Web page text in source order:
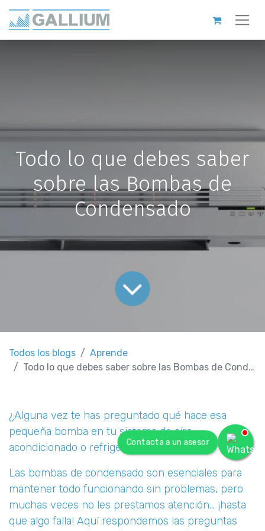
Todo lo que debes saber
sobre las Bombas de
Condensado
Todos los blogs
Aprende
Todo lo que debes saber sobre las Bombas de Condensado
¿Alguna vez te has preguntado qué hace esa
pequeña bomba en tu sistema de aire
acondicionado o refrigeración?
Las bombas de condensado son esenciales para
mantener todo funcionando sin problemas, pero
muchas veces no les prestamos atención... ¡hasta
que algo falla! Aquí respondemos las preguntas
Contacta a un asesor